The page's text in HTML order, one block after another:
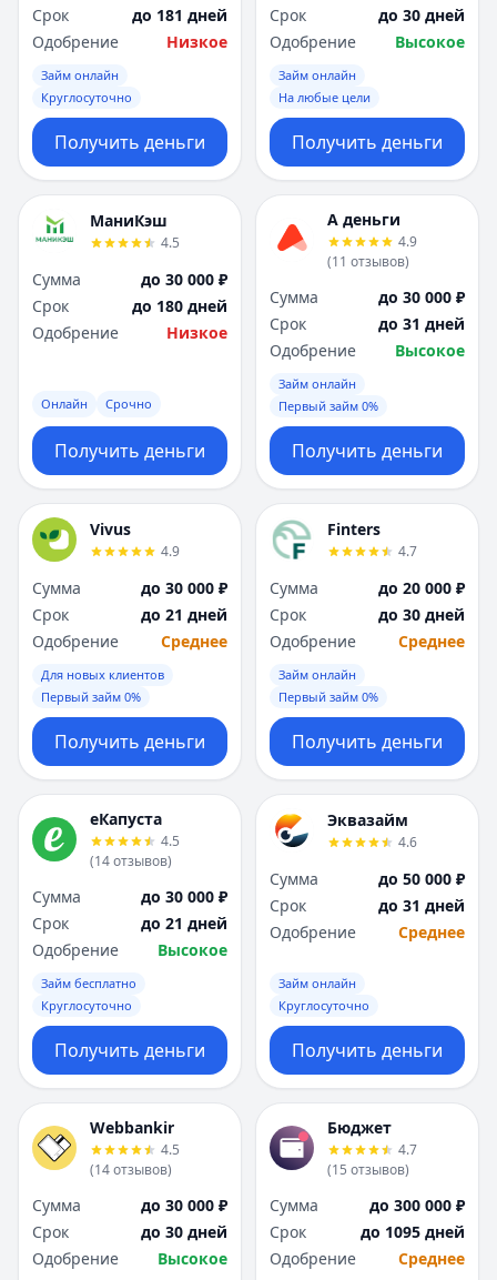
Срок
до 181 дней
Одобрение
Низкое
Займ онлайн
Круглосуточно
Получить деньги
Срок
до 30 дней
Одобрение
Высокое
Займ онлайн
На любые цели
Получить деньги
МаниКэш
4.5
Сумма
до 30 000 ₽
Срок
до 180 дней
Одобрение
Низкое
Онлайн Срочно
Получить деньги
А деньги
4.9
(11 отзывов)
Сумма
до 30 000 ₽
Срок
до 31 дней
Одобрение
Высокое
Займ онлайн
Первый займ 0%
Получить деньги
Vivus
4.9
Сумма
до 30 000 ₽
Срок
до 21 дней
Одобрение
Среднее
Для новых клиентов
Первый займ 0%
Получить деньги
Finters
4.7
Сумма
до 20 000 ₽
Срок
до 30 дней
Одобрение
Среднее
Займ онлайн
Первый займ 0%
Получить деньги
еКапуста
4.5
(14отзывов)
Сумма
до 30 000 ₽
Срок
до 21 дней
Одобрение
Высокое
Займ бесплатно
Круглосуточно
Получить деньги
Эквазайм
4.6
Сумма
до 50 000 ₽
Срок
до 31 дней
Одобрение
Среднее
Займ онлайн
Круглосуточно
Получить деньги
Webbankir
4.5
(14отзывов)
Сумма
до 30 000 ₽
Срок
до 30 дней
Одобрение
Высокое
Бюджет
4.7
(15 отзывов)
Сумма
до 300 000 ₽
Срок
до 1095 дней
Одобрение
Среднее